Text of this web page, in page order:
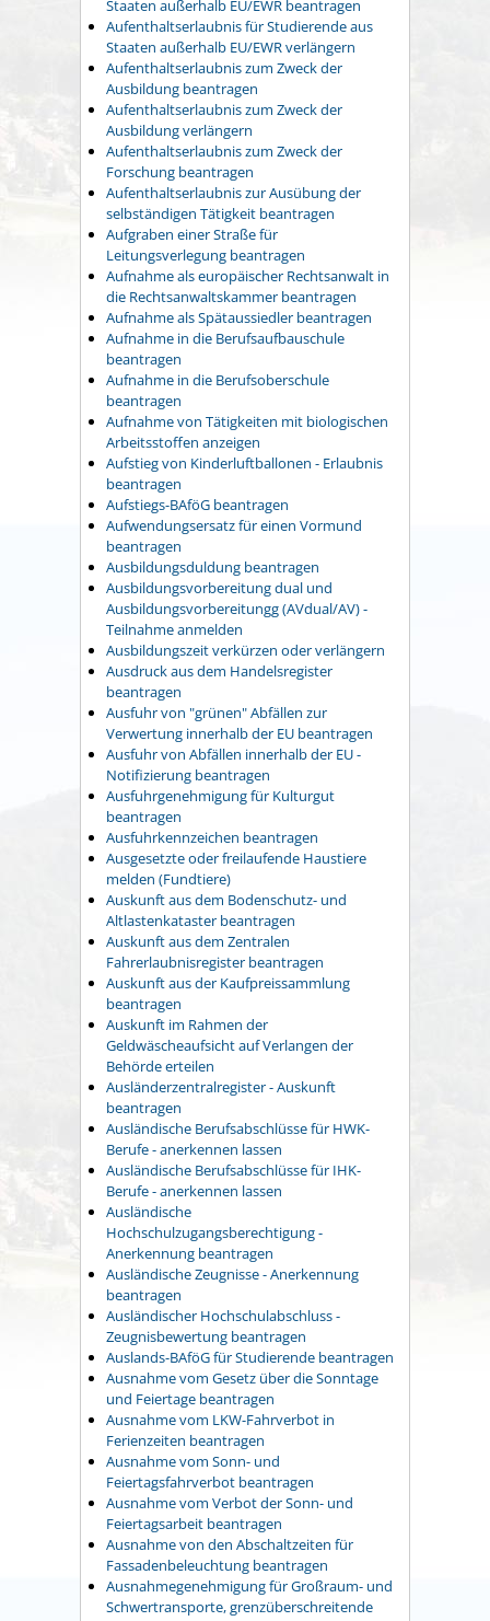
Staaten außerhalb EU/EWR beantragen
Aufenthaltserlaubnis für Studierende aus
Staaten außerhalb EU/EWR verlängern
Aufenthaltserlaubnis zum Zweck der
Ausbildung beantragen
Aufenthaltserlaubnis zum Zweck der
Ausbildung verlängern
Aufenthaltserlaubnis zum Zweck der
Forschung beantragen
Aufenthaltserlaubnis zur Ausübung der
selbständigen Tätigkeit beantragen
Aufgraben einer Straße für
Leitungsverlegung beantragen
Aufnahme als europäischer Rechtsanwalt in
die Rechtsanwaltskammer beantragen
Aufnahme als Spätaussiedler beantragen
Aufnahme in die Berufsaufbauschule
beantragen
Aufnahme in die Berufsoberschule
beantragen
Aufnahme von Tätigkeiten mit biologischen
Arbeitsstoffen anzeigen
Aufstieg von Kinderluftballonen - Erlaubnis
beantragen
Aufstiegs-BAföG beantragen
Aufwendungsersatz für einen Vormund
beantragen
Ausbildungsduldung beantragen
Ausbildungsvorbereitung dual und
Ausbildungsvorbereitungg (AVdual/AV) -
Teilnahme anmelden
Ausbildungszeit verkürzen oder verlängern
Ausdruck aus dem Handelsregister
beantragen
Ausfuhr von "grünen" Abfällen zur
Verwertung innerhalb der EU beantragen
Ausfuhr von Abfällen innerhalb der EU -
Notifizierung beantragen
Ausfuhrgenehmigung für Kulturgut
beantragen
Ausfuhrkennzeichen beantragen
Ausgesetzte oder freilaufende Haustiere
melden (Fundtiere)
Auskunft aus dem Bodenschutz- und
Altlastenkataster beantragen
Auskunft aus dem Zentralen
Fahrerlaubnisregister beantragen
Auskunft aus der Kaufpreissammlung
beantragen
Auskunft im Rahmen der
Geldwäscheaufsicht auf Verlangen der
Behörde erteilen
Ausländerzentralregister - Auskunft
beantragen
Ausländische Berufsabschlüsse für HWK-
Berufe - anerkennen lassen
Ausländische Berufsabschlüsse für IHK-
Berufe - anerkennen lassen
Ausländische
Hochschulzugangsberechtigung -
Anerkennung beantragen
Ausländische Zeugnisse - Anerkennung
beantragen
Ausländischer Hochschulabschluss -
Zeugnisbewertung beantragen
Auslands-BAföG für Studierende beantragen
Ausnahme vom Gesetz über die Sonntage
und Feiertage beantragen
Ausnahme vom LKW-Fahrverbot in
Ferienzeiten beantragen
Ausnahme vom Sonn- und
Feiertagsfahrverbot beantragen
Ausnahme vom Verbot der Sonn- und
Feiertagsarbeit beantragen
Ausnahme von den Abschaltzeiten für
Fassadenbeleuchtung beantragen
Ausnahmegenehmigung für Großraum- und
Schwertransporte, grenzüberschreitende